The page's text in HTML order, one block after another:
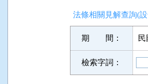
法條相關見解查詢(
期 間： 民
檢索字詞：